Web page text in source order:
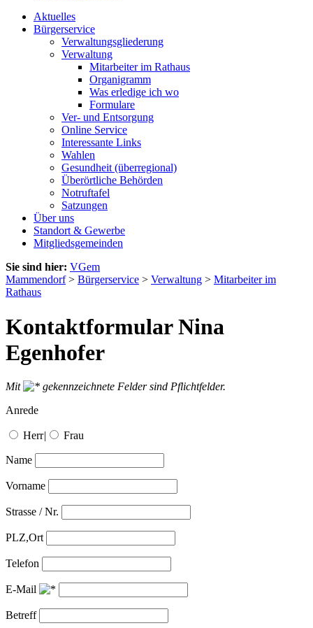
Aktuelles
Bürgerservice
Verwaltungsgliederung
Verwaltung
Mitarbeiter im Rathaus
Organigramm
Was erledige ich wo
Formulare
Ver- und Entsorgung
Online Service
Interessante Links
Wahlen
Gesundheit (überregional)
Überörtliche Behörden
Notruftafel
Satzungen
Über uns
Standort & Gewerbe
Mitgliedsgemeinden
Sie sind hier: VGem
Mammendorf> Bürgerservice > Verwaltung > Mitarbeiter im
Rathaus
Kontaktformular Nina
Egenhofer
Mit
gekennzeichnete Felder sind Pflichtfelder.
Anrede
Herr| Frau
Name
Vorname
Strasse / Nr.
PLZ,Ort
Telefon
E-Mail
Betreff